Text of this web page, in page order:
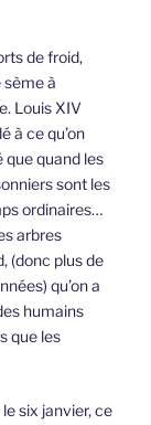
de froid,
sème à
Louis XIV
à ce qu’on
que quand les
sont les
ordinaires…
arbres
(donc plus de
qu’on a
humains
que les
six janvier, ce